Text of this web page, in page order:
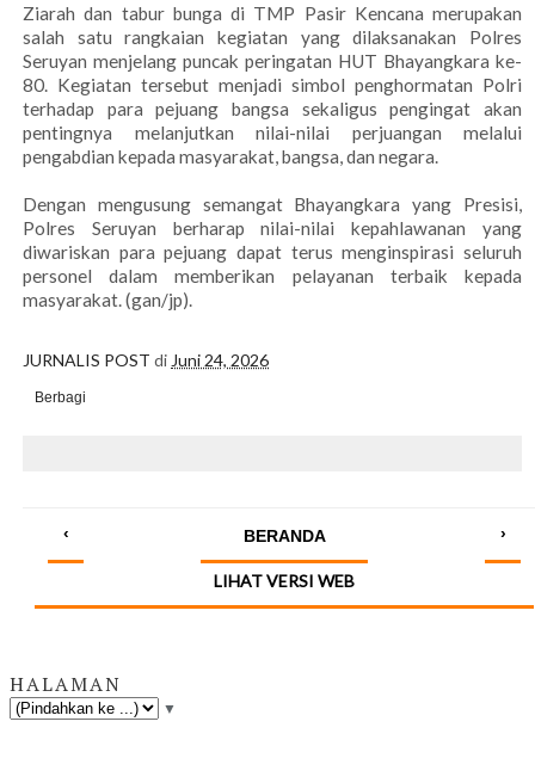
Ziarah dan tabur bunga di TMP Pasir Kencana merupakan
salah satu rangkaian kegiatan yang dilaksanakan Polres
Seruyan menjelang puncak peringatan HUT Bhayangkara ke-
80. Kegiatan tersebut menjadi simbol penghormatan Polri
terhadap para pejuang bangsa sekaligus pengingat akan
pentingnya melanjutkan nilai-nilai perjuangan melalui
pengabdian kepada masyarakat, bangsa, dan negara.
Dengan mengusung semangat Bhayangkara yang Presisi,
Polres Seruyan berharap nilai-nilai kepahlawanan yang
diwariskan para pejuang dapat terus menginspirasi seluruh
personel dalam memberikan pelayanan terbaik kepada
masyarakat. (gan/jp).
JURNALIS POST di Juni 24, 2026
Berbagi
‹ ›
BERANDA
LIHAT VERSI WEB
HALAMAN
▼